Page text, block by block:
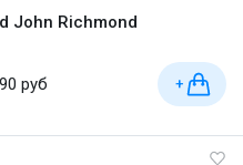
John Richmond
руб +